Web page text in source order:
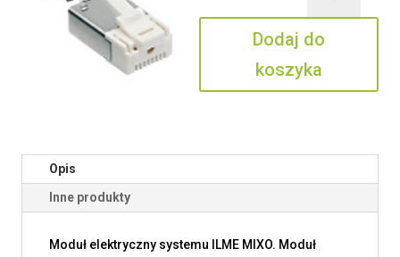
4E
JM
Dodaj do
koszyka
Opis
Inne produkty
Moduł elektryczny systemu ILME MIXO. Moduł